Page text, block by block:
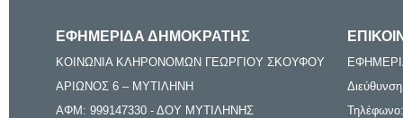
ΕΦΗΜΕΡΙΔΑ ΔΗΜΟΚΡΑΤΗΣ
ΚΟΙΝΩΝΙΑ ΚΛΗΡΟΝΟΜΩΝ ΓΕΩΡΓΙΟΥ ΣΚΟΥΦΟΥ
ΑΡΙΩΝΟΣ 6 – ΜΥΤΙΛΗΝΗ
ΑΦΜ: 999147330 - ΔΟΥ ΜΥΤΙΛΗΝΗΣ